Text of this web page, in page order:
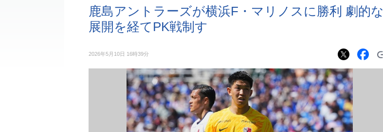
鹿島アントラーズが横浜F・マリノスに勝利 劇的な
展開を経てPK戦制す
2026年5月10日 16時39分